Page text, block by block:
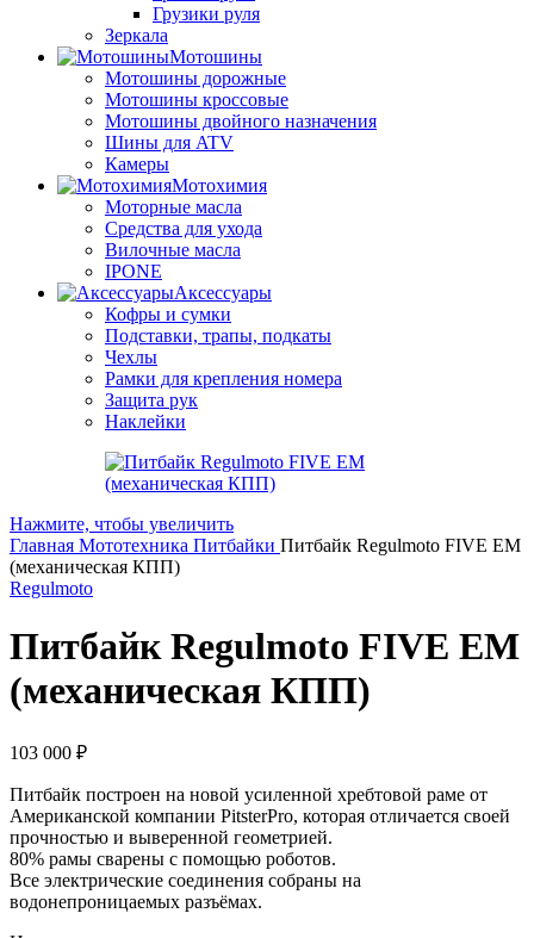
Грузики руля
Зеркала
Мотошины
Мотошины дорожные
Мотошины кроссовые
Мотошины двойного назначения
Шины для ATV
Камеры
Мотохимия
Моторные масла
Средства для ухода
Вилочные масла
IPONE
Аксессуары
Кофры и сумки
Подставки, трапы, подкаты
Чехлы
Рамки для крепления номера
Защита рук
Наклейки
Нажмите, чтобы увеличить
Главная Мототехника Питбайки Питбайк Regulmoto FIVE EM
(механическая КПП)
Regulmoto
Питбайк Regulmoto FIVE EM
(механическая КПП)
103 000 ₽
Питбайк построен на новой усиленной хребтовой раме от
Американской компании PitsterPro, которая отличается своей
прочностью и выверенной геометрией.
80% рамы сварены с помощью роботов.
Все электрические соединения собраны на
водонепроницаемых разъёмах.